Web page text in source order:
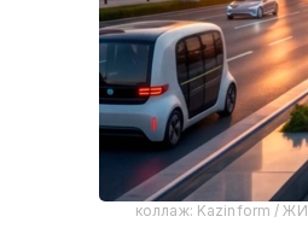
коллаж: Kazinform / ЖИ